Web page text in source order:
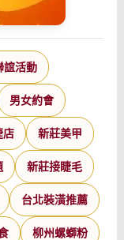
誼活動
男女約會
店 新莊美甲
新莊接睫毛
台北裝潢推薦
柳州螺螄粉